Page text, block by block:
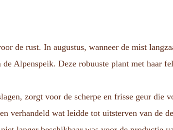
de rust. In augustus, wanneer de mist
Alpenspeik. Deze robuuste plant met haar
zorgt voor de scherpe en frisse geur
verhandeld wat leidde tot uitsterven van de